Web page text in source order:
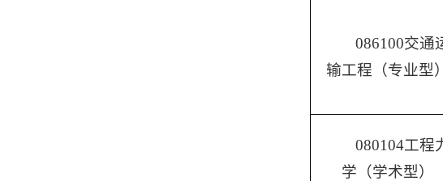
086100交通
输工程（专业型）
080104工程
学（学术型）